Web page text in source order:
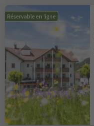
Réservable en ligne